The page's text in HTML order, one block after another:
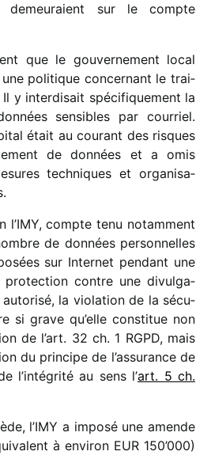
demeu­raient sur le compte
que le gouver­ne­ment local
une poli­tique concer­nant le trai­
y inter­di­sait spéci­fi­que­ment la
sensibles par cour­riel.
était au courant des risques
de données et a omis
tech­niques et orga­ni­sa­
l’IMY, compte tenu notam­ment
de données person­nelles
sur Internet pendant une
protec­tion contre une divul­ga­
la viola­tion de la sécu­
si grave qu’elle consti­tue non
de l’art. 32 ch. 1 RGPD, mais
du prin­cipe de l’assurance de
l’intégrité au sens l’art. 5 ch.
l’IMY a imposé une amende
à envi­ron EUR 150’000)